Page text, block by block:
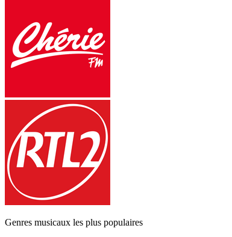
Genres musicaux les plus populaires